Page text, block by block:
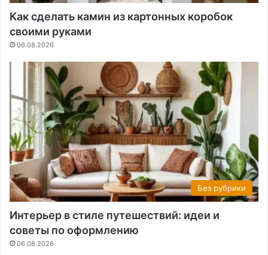
Как сделать камин из картонных коробок
своими руками
06.08.2026
Без рубрики
Интерьер в стиле путешествий: идеи и
советы по оформлению
06.08.2026